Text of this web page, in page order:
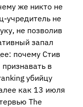
же никто не
учредитель не
не позволив
запал
почему Стив
в
убийцу
как 13 июля
The